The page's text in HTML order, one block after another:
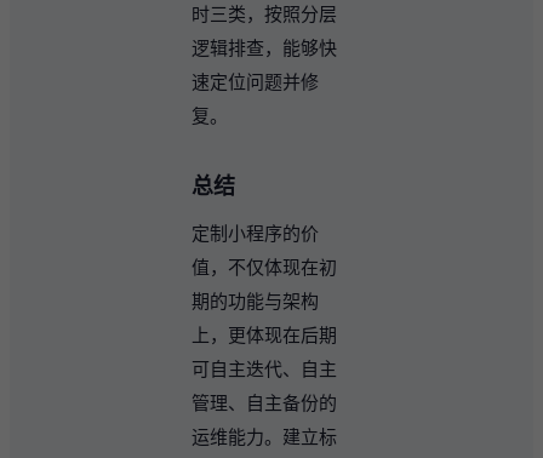
时三类，按照分层
逻辑排查，能够快
速定位问题并修
复。
总结
定制小程序的价
值，不仅体现在初
期的功能与架构
上，更体现在后期
可自主迭代、自主
管理、自主备份的
运维能力。建立标